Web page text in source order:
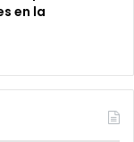
en la